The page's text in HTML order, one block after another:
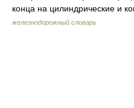
конца на цилиндрические и
железнодорожный словарь